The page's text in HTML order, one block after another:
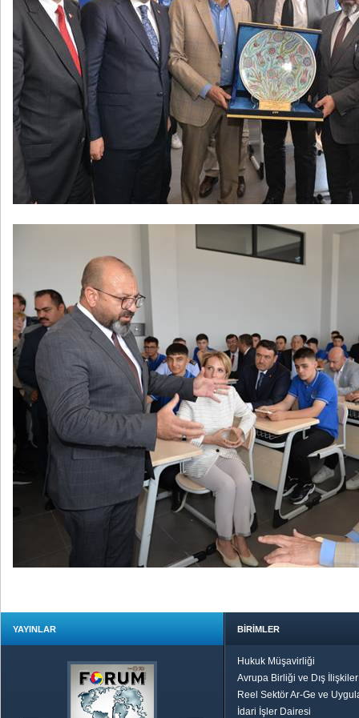
YAYINLAR BİRİMLER
Hukuk Müşavirliği
Avrupa Birliği ve Dış
Reel Sektör Ar-Ge ve
İdari İşler Dairesi